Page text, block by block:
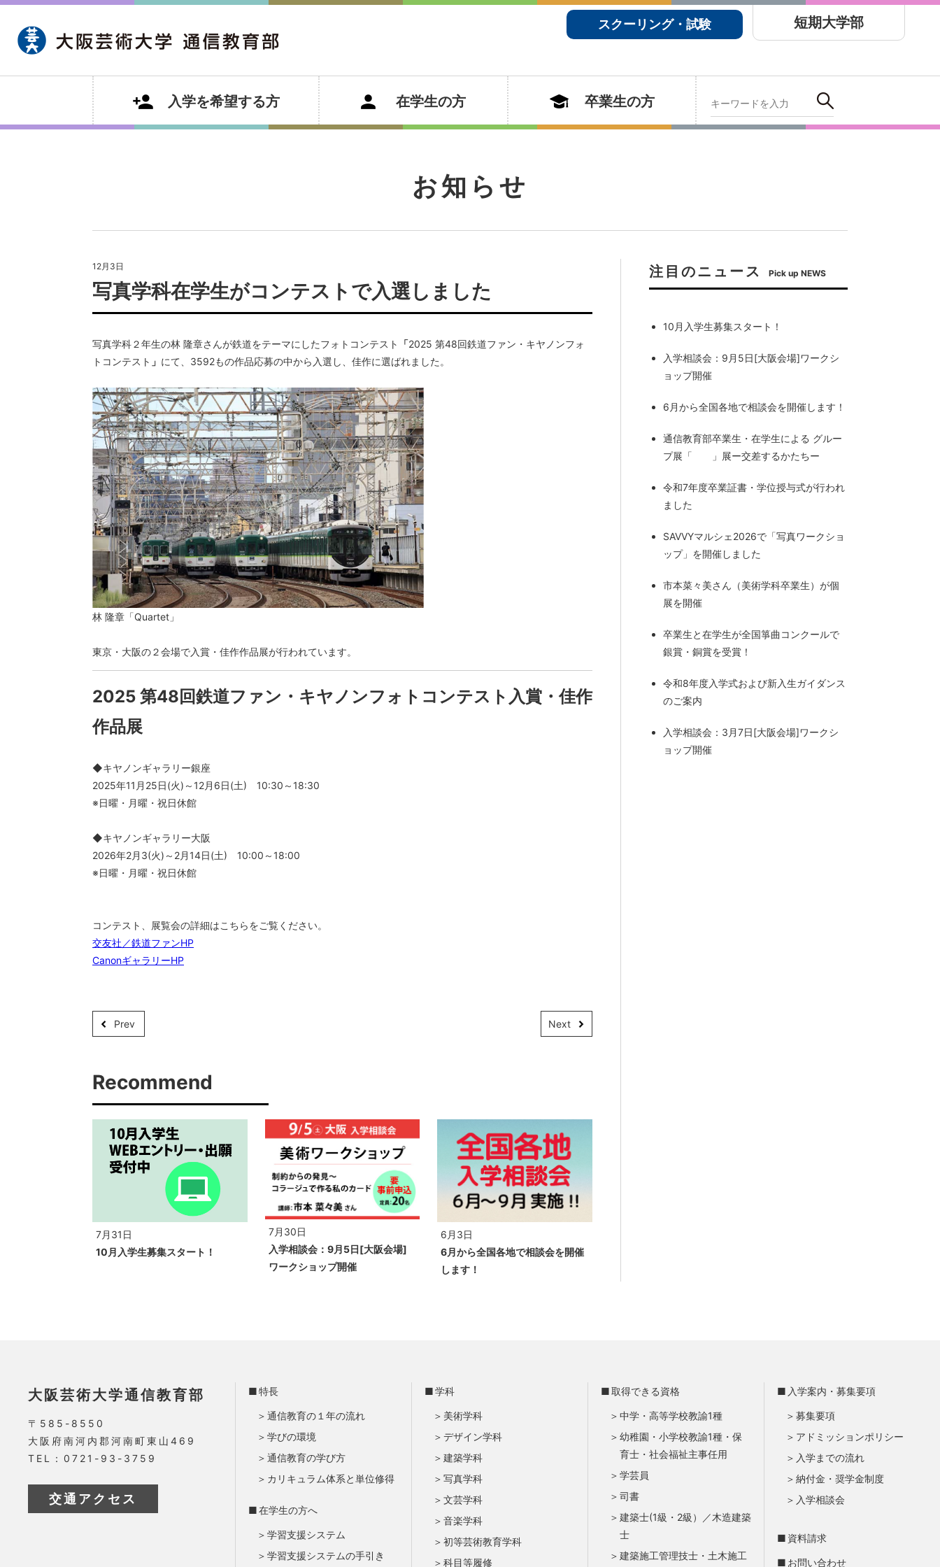
スクーリング・試験 短期大学部
入学を希望する方 在学生の方 卒業生の方
お知らせ
12月3日
写真学科在学生がコンテストで入選しました
写真学科２年生の林 隆章さんが鉄道をテーマにしたフォトコンテスト 「2025 第48回鉄道ファン・キヤノンフォ
トコンテスト 」 にて、3592もの作品応募の中から入選し、佳作に選ばれました。
林 隆章「Quartet」
東京・大阪の２会場で入賞・佳作作品展が行われています。
2025 第48回鉄道ファン・キヤノンフォトコンテスト入賞・佳作
作品展
◆キヤノンギャラリー銀座
2025年11月25日(火)～12月6日(土) 10:30～18:30
※日曜・月曜・祝日休館
◆キヤノンギャラリー大阪
2026年2月3(火)～2月14日(土) 10:00～18:00
※日曜・月曜・祝日休館
コンテスト、展覧会の詳細はこちらをご覧ください。
交友社／鉄道ファンHP
CanonギャラリーHP
Prev Next
Recommend
7月31日
10月入学生募集スタート！
7月30日
入学相談会：9月5日[大阪会場]
ワークショップ開催
6月3日
6月から全国各地で相談会を開催
します！
注目のニュース Pick up NEWS
10月入学生募集スタート！
入学相談会：9月5日[大阪会場]ワークシ
ョップ開催
6月から全国各地で相談会を開催します！
通信教育部卒業生・在学生による グルー
プ展「 」展ー交差するかたちー
令和7年度卒業証書・学位授与式が行われ
ました
SAVVYマルシェ2026で「写真ワークショ
ップ」を開催しました
市本菜々美さん（美術学科卒業生）が個
展を開催
卒業生と在学生が全国箏曲コンクールで
銀賞・銅賞を受賞！
令和8年度入学式および新入生ガイダンス
のご案内
入学相談会：3月7日[大阪会場]ワークシ
ョップ開催
特長
通信教育の１年の流れ
学びの環境
通信教育の学び方
カリキュラム体系と単位修得
在学生の方へ
学習支援システム
学習支援システムの手引き
学科
美術学科
デザイン学科
建築学科
写真学科
文芸学科
音楽学科
初等芸術教育学科
科目等履修
取得できる資格
中学・高等学校教諭1種
幼稚園・小学校教諭1種・保
育士・社会福祉主事任用
学芸員
司書
建築士(1級・2級）／木造建築
士
建築施工管理技士・土木施工
入学案内・募集要項
募集要項
アドミッションポリシー
入学までの流れ
納付金・奨学金制度
入学相談会
資料請求
お問い合わせ
大阪芸術大学通信教育部
〒585-8550
大阪府南河内郡河南町東山469
TEL：0721-93-3759
交通アクセス